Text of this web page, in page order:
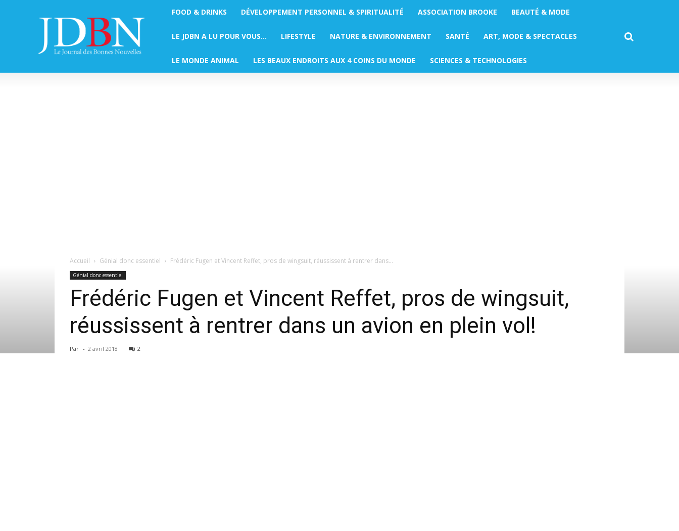
FOOD & DRINKS DÉVELOPPEMENT PERSONNEL & SPIRITUALITÉ ASSOCIATION BROOKE BEAUTÉ & MODE
LE JDBN A LU POUR VOUS… LIFESTYLE NATURE & ENVIRONNEMENT SANTÉ ART, MODE & SPECTACLES
LE MONDE ANIMAL LES BEAUX ENDROITS AUX 4 COINS DU MONDE SCIENCES & TECHNOLOGIES
Accueil Génial donc essentiel Frédéric Fugen et Vincent Reffet, pros de wingsuit, réussissent à rentrer dans...
Génial donc essentiel
Frédéric Fugen et Vincent Reffet, pros de wingsuit,
réussissent à rentrer dans un avion en plein vol!
Par - 2 avril 2018 2